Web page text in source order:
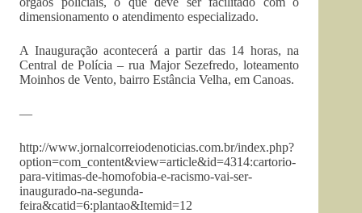
dimensionamento o atendimento especializado.
A Inauguração acontecerá a partir das 14 horas, na
Central de Polícia – rua Major Sezefredo, loteamento
Moinhos de Vento, bairro Estância Velha, em Canoas.
—
http://www.jornalcorreiodenoticias.com.br/index.php?
option=com_content&view=article&id=4314:cartorio-
para-vitimas-de-homofobia-e-racismo-vai-ser-
inaugurado-na-segunda-
feira&catid=6:plantao&Itemid=12